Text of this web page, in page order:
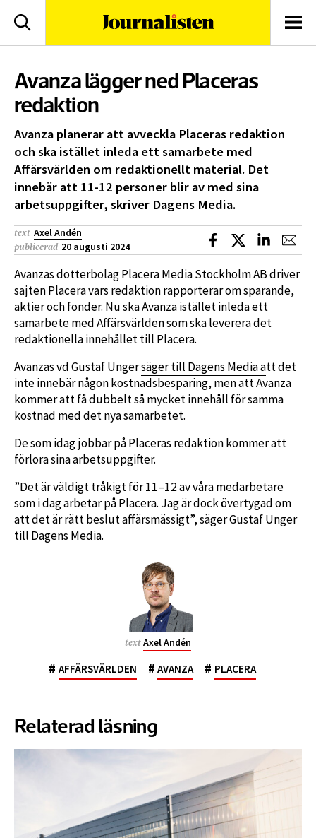
Sök
Avanza lägger ned Placeras
redaktion
Avanza planerar att avveckla Placeras redaktion
och ska istället inleda ett samarbete med
Affärsvärlden om redaktionellt material. Det
innebär att 11-12 personer blir av med sina
arbetsuppgifter, skriver Dagens Media.
text Axel Andén
publicerad 20 augusti 2024
Dela på Facebook
Dela på XDela på
Avanzas dotterbolag Placera Media Stockholm AB driver
sajten Placera vars redaktion rapporterar om sparande,
aktier och fonder. Nu ska Avanza istället inleda ett
samarbete med Affärsvärlden som ska leverera det
redaktionella innehållet till Placera.
Avanzas vd Gustaf Ungersäger till Dagens Media att det
inte innebär någon kostnadsbesparing, men att Avanza
kommer att få dubbelt så mycket innehåll för samma
kostnad med det nya samarbetet.
De som idag jobbar på Placeras redaktion kommer att
förlora sina arbetsuppgifter.
”Det är väldigt tråkigt för 11–12 av våra medarbetare
som i dag arbetar på Placera. Jag är dock övertygad om
att det är rätt beslut affärsmässigt”, säger Gustaf Unger
till Dagens Media.
text Axel Andén
# AFFÄRSVÄRLDEN # AVANZA # PLACERA
Relaterad läsning